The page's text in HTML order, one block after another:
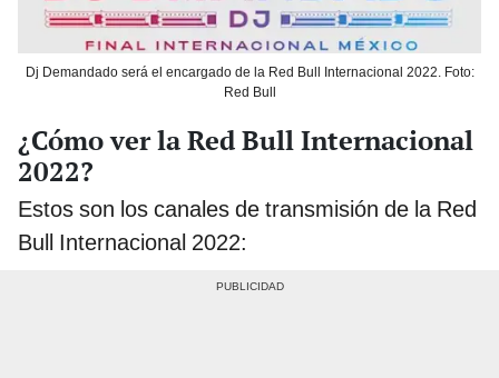
Dj Demandado será el encargado de la Red Bull Internacional 2022. Foto:
Red Bull
¿Cómo ver la Red Bull Internacional
2022?
Estos son los canales de transmisión de la Red
Bull Internacional 2022: